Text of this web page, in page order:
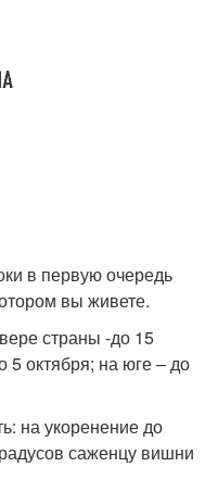
в первую очередь
вы живете.
страны -до 15
5 октября; на юге – до
на укоренение до
саженцу вишни